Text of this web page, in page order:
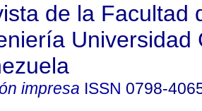
de la Facultad
Universidad
impresa ISSN 0798-